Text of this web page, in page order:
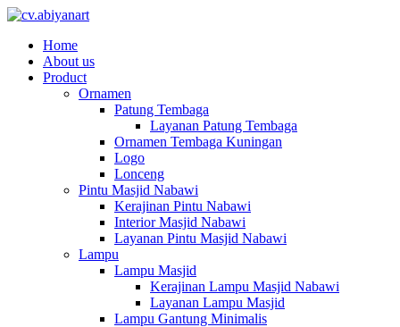
Home
About us
Product
Ornamen
Patung Tembaga
Layanan Patung Tembaga
Ornamen Tembaga Kuningan
Logo
Lonceng
Pintu Masjid Nabawi
Kerajinan Pintu Nabawi
Interior Masjid Nabawi
Layanan Pintu Masjid Nabawi
Lampu
Lampu Masjid
Kerajinan Lampu Masjid Nabawi
Layanan Lampu Masjid
Lampu Gantung Minimalis